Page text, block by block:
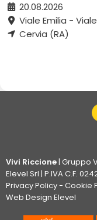
20.08.2026
Viale Emilia -
Cervia (RA)
Vivi Riccione| Gruppo
Elevel Srl | P.IVA C.F.
Privacy Policy- Cookie
Web Design Elevel